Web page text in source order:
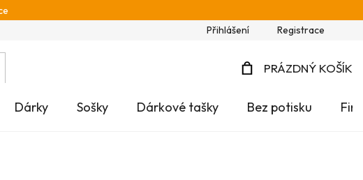
Přihlášení Registrace
PRÁZDNÝ KOŠÍK
Dárky Sošky Dárkové tašky Bez potisku